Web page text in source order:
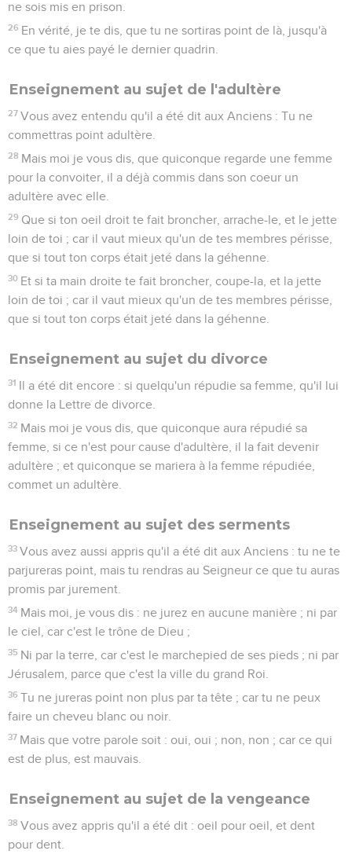
ne sois mis en prison.
26 En vérité, je te dis, que tu ne sortiras point de là, jusqu'à
ce que tu aies payé le dernier quadrin.
Enseignement au sujet de l'adultère
27 Vous avez entendu qu'il a été dit aux Anciens : Tu ne
commettras point adultère.
28 Mais moi je vous dis, que quiconque regarde une femme
pour la convoiter, il a déjà commis dans son coeur un
adultère avec elle.
29 Que si ton oeil droit te fait broncher, arrache-le, et le jette
loin de toi ; car il vaut mieux qu'un de tes membres périsse,
que si tout ton corps était jeté dans la géhenne.
30 Et si ta main droite te fait broncher, coupe-la, et la jette
loin de toi ; car il vaut mieux qu'un de tes membres périsse,
que si tout ton corps était jeté dans la géhenne.
Enseignement au sujet du divorce
31 Il a été dit encore : si quelqu'un répudie sa femme, qu'il lui
donne la Lettre de divorce.
32 Mais moi je vous dis, que quiconque aura répudié sa
femme, si ce n'est pour cause d'adultère, il la fait devenir
adultère ; et quiconque se mariera à la femme répudiée,
commet un adultère.
Enseignement au sujet des serments
33 Vous avez aussi appris qu'il a été dit aux Anciens : tu ne te
parjureras point, mais tu rendras au Seigneur ce que tu auras
promis par jurement.
34 Mais moi, je vous dis : ne jurez en aucune manière ; ni par
le ciel, car c'est le trône de Dieu ;
35 Ni par la terre, car c'est le marchepied de ses pieds ; ni par
Jérusalem, parce que c'est la ville du grand Roi.
36 Tu ne jureras point non plus par ta tête ; car tu ne peux
faire un cheveu blanc ou noir.
37 Mais que votre parole soit : oui, oui ; non, non ; car ce qui
est de plus, est mauvais.
Enseignement au sujet de la vengeance
38 Vous avez appris qu'il a été dit : oeil pour oeil, et dent
pour dent.